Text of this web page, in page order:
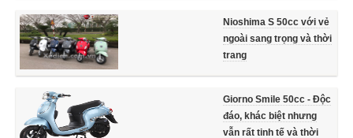
Nioshima S 50cc với vẻ
ngoài sang trọng và thời
trang
Giorno Smile 50cc - Độc
đáo, khác biệt nhưng
vẫn rất tinh tế và thời